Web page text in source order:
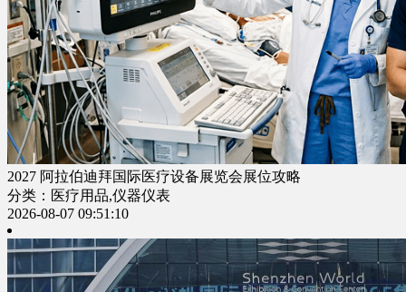
2027 阿拉伯迪拜国际医疗设备展览会展位攻略
分类：医疗用品,仪器仪表
2026-08-07 09:51:10